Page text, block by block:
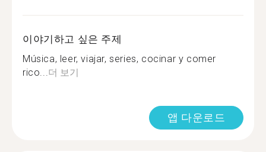
이야기하고 싶은 주제
Música, leer, viajar, series, cocinar y comer
rico... 더 보기
앱 다운로드